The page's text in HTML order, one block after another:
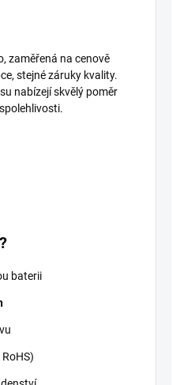
zaměřená na cenově
stejné záruky kvality.
nabízejí skvělý poměr
baterii